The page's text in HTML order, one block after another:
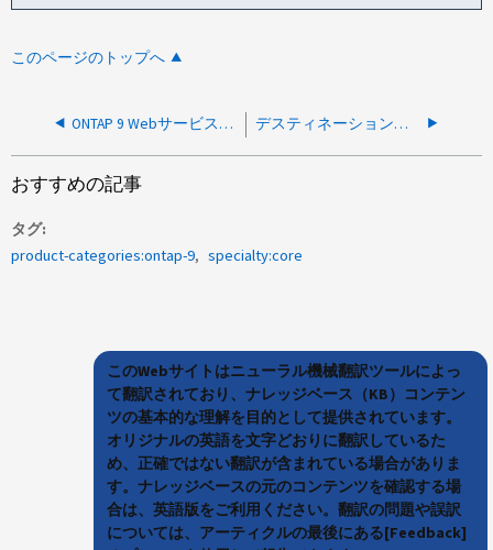
このページのトップへ
ONTAP 9 WebサービスがHTTPプロセスの再起動後も「オフライン」ステータスのままになる デスティネーションノードでボリューム制限のチェックでONTAP ANDUが一時停止します
おすすめの記事
タグ
product-categories:ontap-9
specialty:core
このWebサイトはニューラル機械翻訳ツールによっ
て翻訳されており、ナレッジベース（KB）コンテン
ツの基本的な理解を目的として提供されています。
オリジナルの英語を文字どおりに翻訳しているた
め、正確ではない翻訳が含まれている場合がありま
す。ナレッジベースの元のコンテンツを確認する場
合は、英語版をご利用ください。翻訳の問題や誤訳
については、アーティクルの最後にある[Feedback]